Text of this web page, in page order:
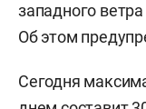
западного
Об этом
Сегодня